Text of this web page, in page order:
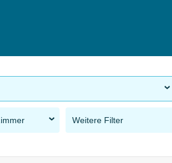
Weitere Filter